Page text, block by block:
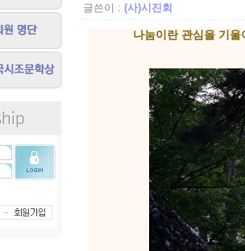
글쓴이 : (사)시진회
나눔이란 관심을 기울이